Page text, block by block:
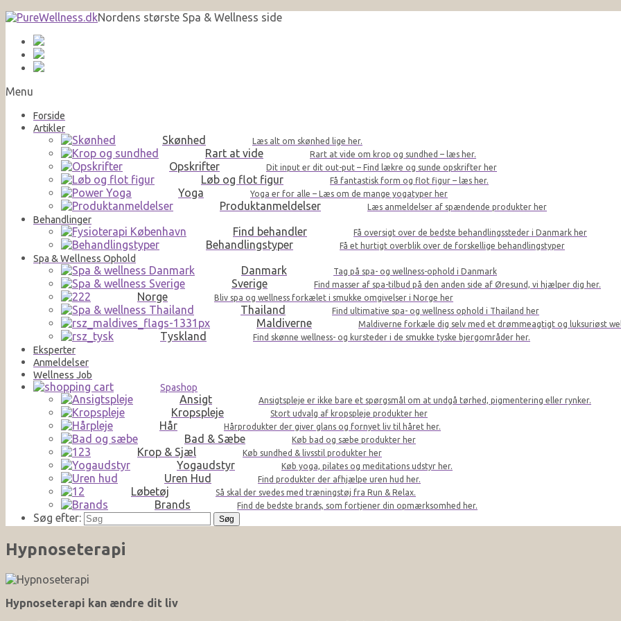
Nordens største Spa & Wellness side
Menu
Forside
Artikler
Skønhed Læs alt om skønhed lige her.
Rart at vide Rart at vide om krop og sundhed – læs her.
Opskrifter Dit input er dit out-put – Find lækre og sunde opskrifter her
Løb og flot figur Få fantastisk form og flot figur – læs her.
Yoga Yoga er for alle – Læs om de mange yogatyper her
Produktanmeldelser Læs anmeldelser af spændende produkter her
Behandlinger
Find behandler Få oversigt over de bedste behandlingssteder i Danmark her
Behandlingstyper Få et hurtigt overblik over de forskellige behandlingstyper
Spa & Wellness Ophold
Danmark Tag på spa- og wellness-ophold i Danmark
Sverige Find masser af spa-tilbud på den anden side af Øresund, vi hjælper dig her.
Norge Bliv spa og wellness forkælet i smukke omgivelser i Norge her
Thailand Find ultimative spa- og wellness ophold i Thailand her
Maldiverne Maldiverne forkæle dig selv med et drømmeagtigt og luksuriøst
Tyskland Find skønne wellness- og kursteder i de smukke tyske bjergområder her.
Eksperter
Anmeldelser
Wellness Job
Spashop
Ansigt Ansigtspleje er ikke bare et spørgsmål om at undgå tørhed, pigmentering eller rynker.
Kropspleje Stort udvalg af kropspleje produkter her
Hår Hårprodukter der giver glans og fornyet liv til håret her.
Bad & Sæbe Køb bad og sæbe produkter her
Krop & Sjæl Køb sundhed & livsstil produkter her
Yogaudstyr Køb yoga, pilates og meditations udstyr her.
Uren Hud Find produkter der afhjælpe uren hud her.
Løbetøj Så skal der svedes med træningstøj fra Run & Relax.
Brands Find de bedste brands, som fortjener din opmærksomhed her.
Søg efter:
Hypnoseterapi
Hypnoseterapi kan ændre dit liv